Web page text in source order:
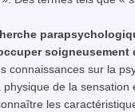
connaissances sur la
de la sensation
les